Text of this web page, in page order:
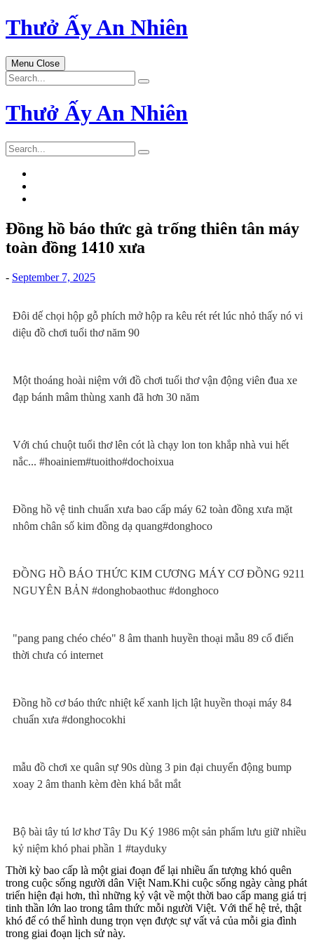
Skip
to
Thưở Ấy An Nhiên
Menu Close
Search
for:
Thưở Ấy An Nhiên
Search
for:
Đồng hồ báo thức gà trống thiên tân máy
toàn đồng 1410 xưa
- September 7, 2025
Đôi dế chọi hộp gỗ phích mở hộp ra kêu rét rét lúc nhỏ thấy nó vi
diệu đồ chơi tuổi thơ năm 90
Một thoáng hoài niệm với đồ chơi tuổi thơ vận động viên đua xe
đạp bánh mâm thùng xanh đã hơn 30 năm
Với chú chuột tuổi thơ lên cót là chạy lon ton khắp nhà vui hết
nắc... #hoainiem#tuoitho#dochoixua
Đồng hồ vệ tinh chuẩn xưa bao cấp máy 62 toàn đồng xưa mặt
nhôm chân số kim đồng dạ quang#donghoco
ĐỒNG HỒ BÁO THỨC KIM CƯƠNG MÁY CƠ ĐỒNG 9211
NGUYÊN BẢN #donghobaothuc #donghoco
"pang pang chéo chéo" 8 âm thanh huyền thoại mẫu 89 cổ điển
thời chưa có internet
Đồng hồ cơ báo thức nhiệt kế xanh lịch lật huyền thoại máy 84
chuẩn xưa #donghocokhi
mẫu đồ chơi xe quân sự 90s dùng 3 pin đại chuyển động bump
xoay 2 âm thanh kèm đèn khá bắt mắt
Bộ bài tây tú lơ khơ Tây Du Ký 1986 một sản phẩm lưu giữ nhiều
kỷ niệm khó phai phần 1 #tayduky
Thời kỳ bao cấp là một giai đoạn để lại nhiều ấn tượng khó quên
trong cuộc sống người dân Việt Nam.Khi cuộc sống ngày càng phát
triển hiện đại hơn, thì những kỷ vật về một thời bao cấp mang giá trị
tinh thần lớn lao trong tâm thức mỗi người Việt. Với thế hệ trẻ, thật
khó để có thể hình dung trọn vẹn được sự vất vả của mỗi gia đình
trong giai đoạn lịch sử này.